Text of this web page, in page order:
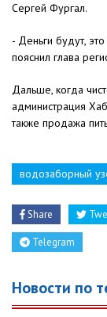
Сергей Фургал.
- Деньги будут,
пояснил глава
Дальше, когда
администрация
также продажа
водозаборный
Share
Telegram
Новости по